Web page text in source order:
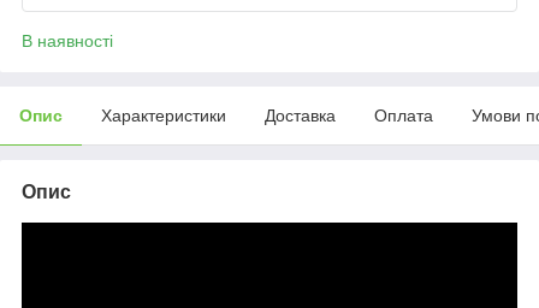
В наявності
Опис Характеристики Доставка Оплата Умови
Опис